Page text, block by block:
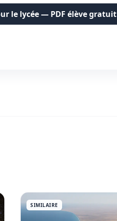
le lycée — PDF élève gratuit
SIMILAIRE